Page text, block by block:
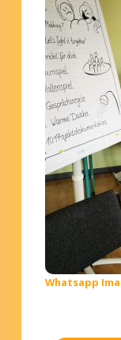
Whatsapp